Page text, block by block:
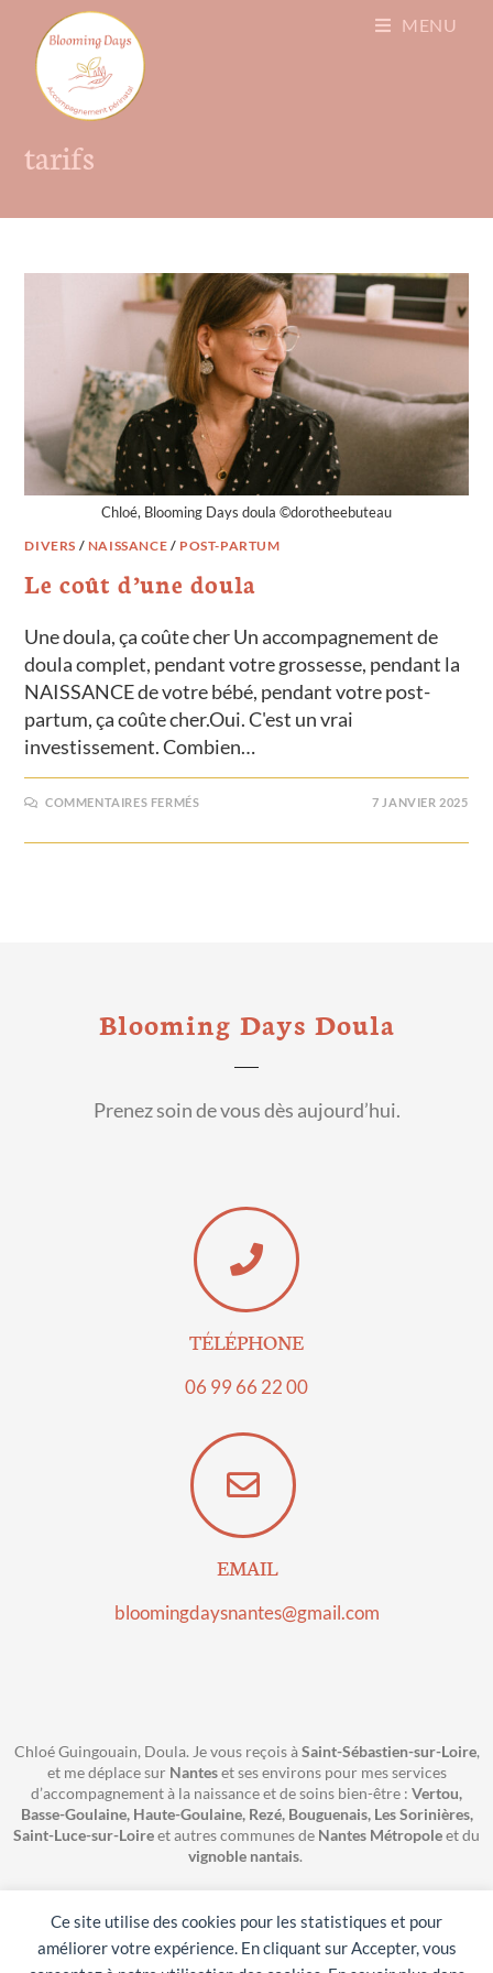
Ce site utilise des cookies pour les statistiques et pour
améliorer votre expérience. En cliquant sur Accepter, vous
MENU
tarifs
Chloé, Blooming Days doula ©dorotheebuteau
DIVERS / NAISSANCE / POST-PARTUM
Le coût d’une doula
Une doula, ça coûte cher Un accompagnement de
doula complet, pendant votre grossesse, pendant la
NAISSANCE de votre bébé, pendant votre post-
partum, ça coûte cher.Oui. C'est un vrai
investissement. Combien…
COMMENTAIRES FERMÉS 7 JANVIER 2025
Blooming Days Doula
Prenez soin de vous dès aujourd’hui.
TÉLÉPHONE
06 99 66 22 00​
EMAIL
bloomingdaysnantes@gmail.com
Chloé Guingouain, Doula. Je vous reçois àSaint-Sébastien-sur-Loire,
et me déplace sur Nanteset ses environs pour mes services
d’accompagnement à la naissance et de soins bien-être : Vertou,
Basse-Goulaine, Haute-Goulaine, Rezé, Bouguenais, Les Sorinières,
Saint-Luce-sur-Loireet autres communes de Nantes Métropoleet du
vignoble nantais.
Site web réalisé parMarie Lecompte Douillard